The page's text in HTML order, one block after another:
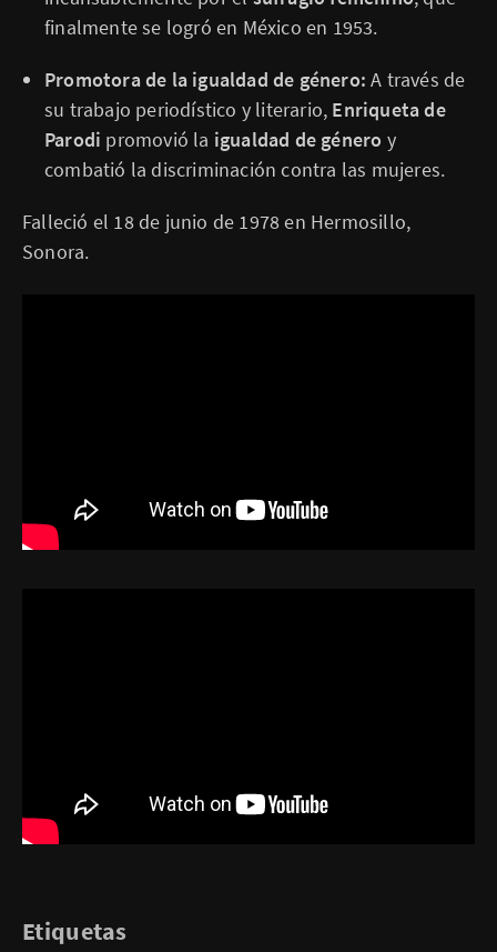
finalmente se logró en México en 1953.
Promotora de la igualdad de género: A través de
su trabajo periodístico y literario, Enriqueta de
Parodi promovió la igualdad de género y
combatió la discriminación contra las mujeres.
Falleció el 18 de junio de 1978 en Hermosillo,
Sonora.
Etiquetas